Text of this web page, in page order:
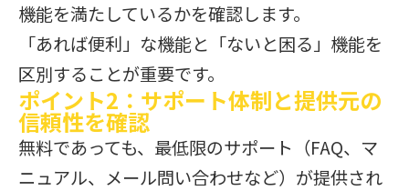
機能を満たしているかを確認します。
「あれば便利」な機能と「ないと困る」機能を
区別することが重要です。
ポイント2：サポート体制と提供元の
信頼性を確認
無料であっても、最低限のサポート（FAQ、マ
ニュアル、メール問い合わせなど）が提供され